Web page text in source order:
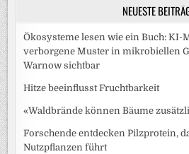
NEUESTE
Ökosysteme lesen wie ein Buch: KI-
verborgene Muster in mikrobiellen
Warnow sichtbar
Hitze beeinflusst Fruchtbarkeit
«Waldbrände können Bäume
Forschende entdecken Pilzprotein,
Nutzpflanzen führt